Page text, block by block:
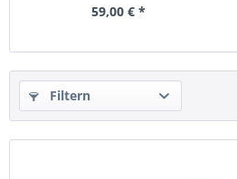
59,00 € *
Filtern